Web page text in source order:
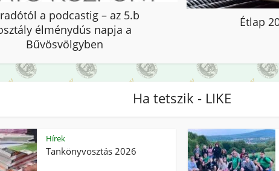
a podcastig – az 5.b
élménydús napja a
Bűvösvölgyben
Étlap
Ha tetszik - LIKE
Hírek
Tankönyvosztás 2026